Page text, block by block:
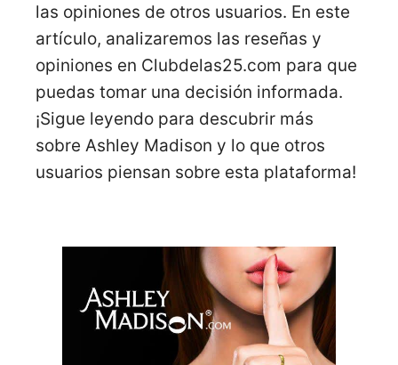
las opiniones de otros usuarios. En este
artículo, analizaremos las reseñas y
opiniones en Clubdelas25.com para que
puedas tomar una decisión informada.
¡Sigue leyendo para descubrir más
sobre Ashley Madison y lo que otros
usuarios piensan sobre esta plataforma!